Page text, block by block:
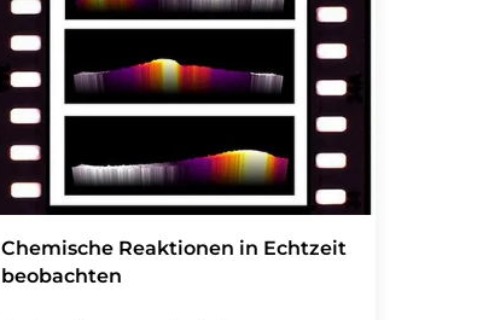
Chemische Reaktionen in Echtzeit
beobachten